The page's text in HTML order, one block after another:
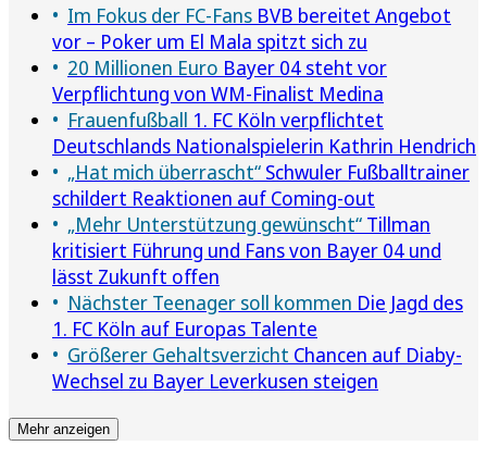
Im Fokus der FC-Fans BVB bereitet Angebot
vor – Poker um El Mala spitzt sich zu
20 Millionen Euro Bayer 04 steht vor
Verpflichtung von WM-Finalist Medina
Frauenfußball 1. FC Köln verpflichtet
Deutschlands Nationalspielerin Kathrin Hendrich
„Hat mich überrascht“ Schwuler Fußballtrainer
schildert Reaktionen auf Coming-out
„Mehr Unterstützung gewünscht“ Tillman
kritisiert Führung und Fans von Bayer 04 und
lässt Zukunft offen
Nächster Teenager soll kommen Die Jagd des
1. FC Köln auf Europas Talente
Größerer Gehaltsverzicht Chancen auf Diaby-
Wechsel zu Bayer Leverkusen steigen
Mehr anzeigen